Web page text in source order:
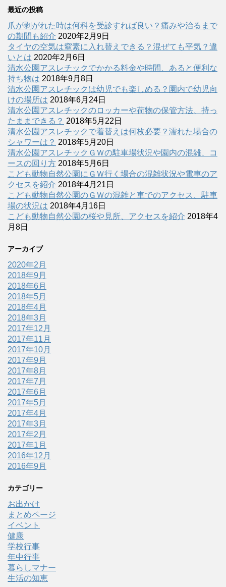
最近の投稿
爪が剥がれた時は何科を受診すれば良い？痛みや治るまで
の期間も紹介 2020年2月9日
タイヤの空気は窒素に入れ替えできる？混ぜても平気？違
いとは 2020年2月6日
清水公園アスレチックでかかる料金や時間、あると便利な
持ち物は 2018年9月8日
清水公園アスレチックは幼児でも楽しめる？園内で幼児向
けの場所は 2018年6月24日
清水公園アスレチックのロッカーや荷物の保管方法、持っ
たままできる？ 2018年5月22日
清水公園アスレチックで着替えは何枚必要？濡れた場合の
シャワーは？ 2018年5月20日
清水公園アスレチックＧＷの駐車場状況や園内の混雑、コ
ースの回り方 2018年5月6日
こども動物自然公園にＧＷ行く場合の混雑状況や電車のア
クセスを紹介 2018年4月21日
こども動物自然公園のＧＷの混雑と車でのアクセス、駐車
場の状況は 2018年4月16日
こども動物自然公園の桜や見所、アクセスを紹介 2018年4
月8日
アーカイブ
2020年2月
2018年9月
2018年6月
2018年5月
2018年4月
2018年3月
2017年12月
2017年11月
2017年10月
2017年9月
2017年8月
2017年7月
2017年6月
2017年5月
2017年4月
2017年3月
2017年2月
2017年1月
2016年12月
2016年9月
カテゴリー
お出かけ
まとめページ
イベント
健康
学校行事
年中行事
暮らしマナー
生活の知恵